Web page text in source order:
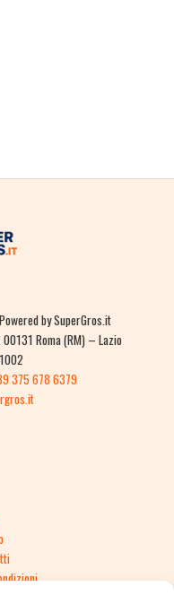
by SuperGros.it
Roma (RM) – Lazio
375 678 6379